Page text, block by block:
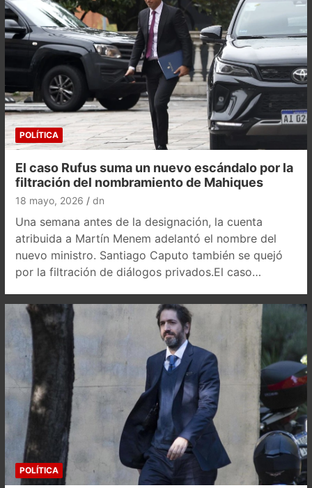
POLÍTICA
El caso Rufus suma un nuevo escándalo por la
filtración del nombramiento de Mahiques
18 mayo, 2026 dn
Una semana antes de la designación, la cuenta
atribuida a Martín Menem adelantó el nombre del
nuevo ministro. Santiago Caputo también se quejó
por la filtración de diálogos privados.El caso…
POLÍTICA